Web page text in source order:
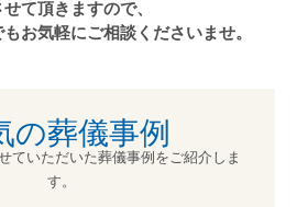
せて頂きますので、
お気軽にご相談くださいませ。
の葬儀事例
ていただいた葬儀事例をご紹介しま
す。